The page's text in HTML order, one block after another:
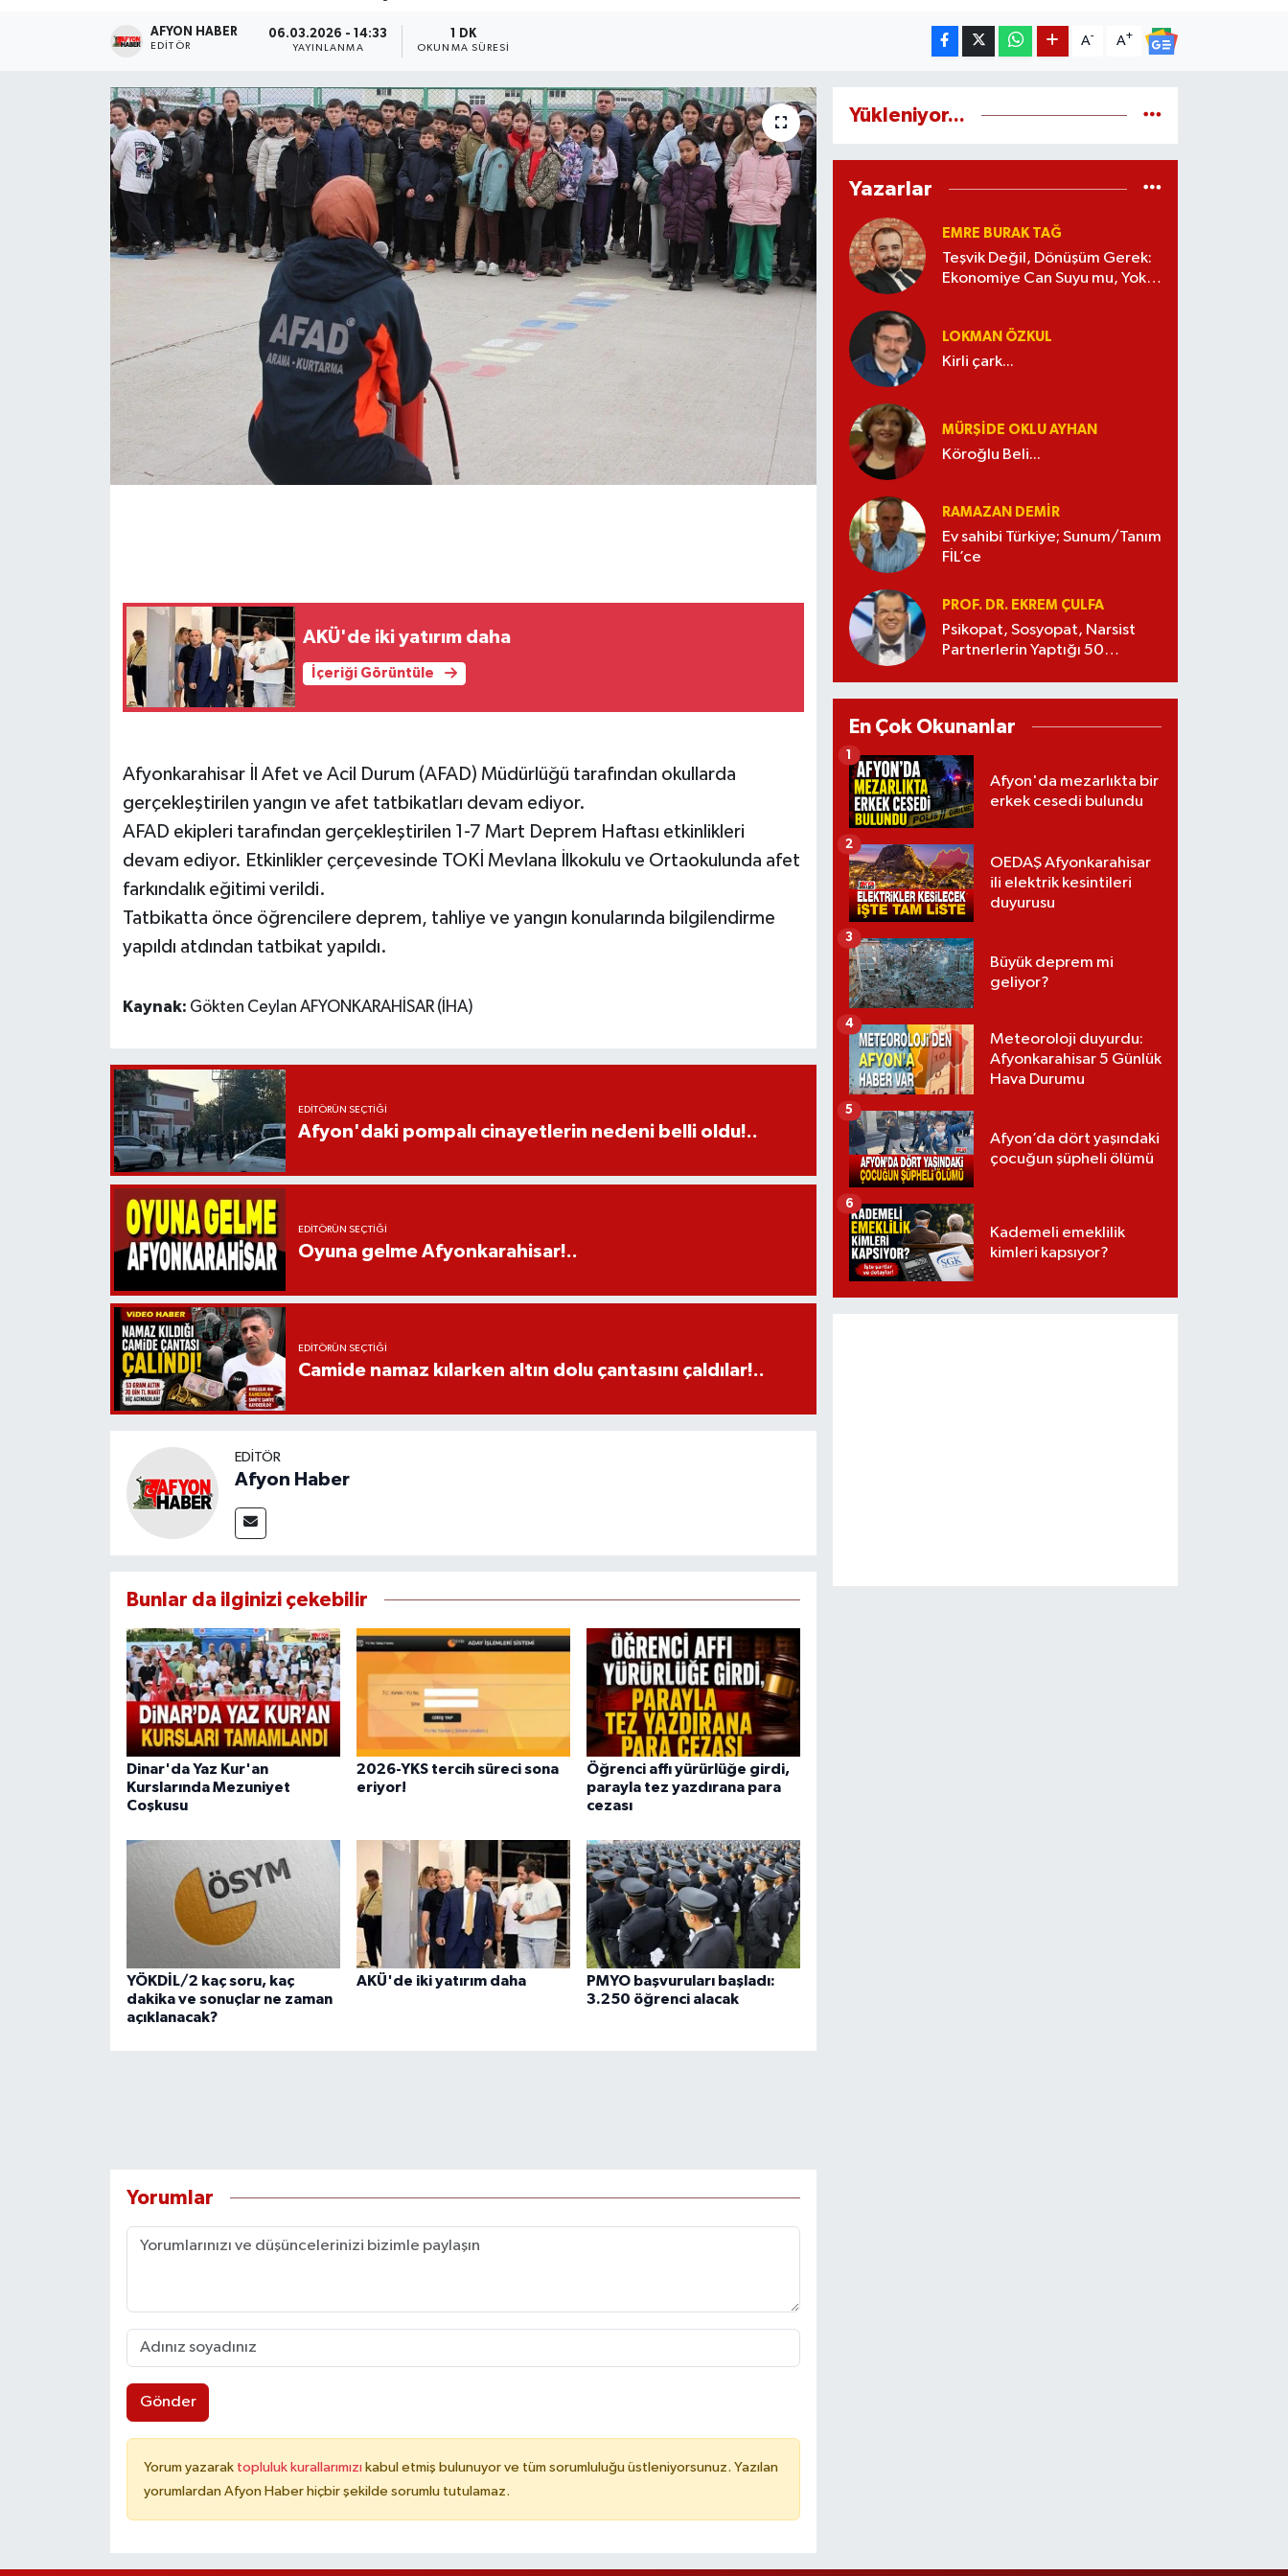
AFYON HABER
EDITÖR
06.03.2026 - 14:33
YAYINLANMA
1 DK
OKUNMA SÜRESI
A- A+
AKÜ'de iki yatırım daha
İçeriği Görüntüle
Afyonkarahisar İl Afet ve Acil Durum (AFAD) Müdürlüğü tarafından okullarda
gerçekleştirilen yangın ve afet tatbikatları devam ediyor.
AFAD ekipleri tarafından gerçekleştirilen 1-7 Mart Deprem Haftası etkinlikleri
devam ediyor. Etkinlikler çerçevesinde TOKİ Mevlana İlkokulu ve Ortaokulunda afet
farkındalık eğitimi verildi.
Tatbikatta önce öğrencilere deprem, tahliye ve yangın konularında bilgilendirme
yapıldı atdından tatbikat yapıldı.
Kaynak: Gökten Ceylan AFYONKARAHİSAR (İHA)
EDITÖRÜN SEÇTIĞI
Afyon'daki pompalı cinayetlerin nedeni belli oldu!..
EDITÖRÜN SEÇTIĞI
Oyuna gelme Afyonkarahisar!..
EDITÖRÜN SEÇTIĞI
Camide namaz kılarken altın dolu çantasını çaldılar!..
EDITÖR
Afyon Haber
Bunlar da ilginizi çekebilir
Dinar'da Yaz Kur'an
Kurslarında Mezuniyet
Coşkusu
2026-YKS tercih süreci sona
eriyor!
Öğrenci affı yürürlüğe girdi,
parayla tez yazdırana para
cezası
YÖKDİL/2 kaç soru, kaç
dakika ve sonuçlar ne zaman
açıklanacak?
AKÜ'de iki yatırım daha
PMYO başvuruları başladı:
3.250 öğrenci alacak
Yorumlar
Gönder
Yorum yazarak topluluk kurallarımızı kabul etmiş bulunuyor ve tüm sorumluluğu üstleniyorsunuz. Yazılan
yorumlardan Afyon Haber hiçbir şekilde sorumlu tutulamaz.
Yükleniyor...
Yazarlar
EMRE BURAK TAĞ
Teşvik Değil, Dönüşüm Gerek:
Ekonomiye Can Suyu mu, Yoksa
LOKMAN ÖZKUL
Kirli çark...
MÜRŞIDE OKLU AYHAN
Köroğlu Beli...
RAMAZAN DEMİR
Ev sahibi Türkiye; Sunum/Tanım
FİL’ce
PROF. DR. EKREM ÇULFA
Psikopat, Sosyopat, Narsist
Partnerlerin Yaptığı 50
En Çok Okunanlar
Afyon'da mezarlıkta bir
erkek cesedi bulundu
1
OEDAŞ Afyonkarahisar
ili elektrik kesintileri
duyurusu
2
Büyük deprem mi
geliyor?
3
Meteoroloji duyurdu:
Afyonkarahisar 5 Günlük
Hava Durumu
4
Afyon’da dört yaşındaki
çocuğun şüpheli ölümü
5
Kademeli emeklilik
kimleri kapsıyor?
6
Magazin